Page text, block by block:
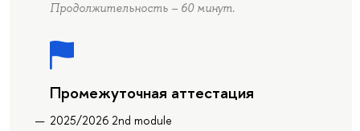
Продолжительность – 60 минут.
Промежуточная аттестация
2025/2026 2nd module